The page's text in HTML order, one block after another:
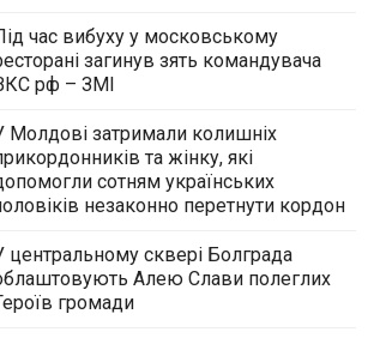
час вибуху у московському
загинув зять командувача
рф – ЗМІ
Молдові затримали колишніх
та жінку, які
сотням українських
незаконно перетнути кордон
центральному сквері Болграда
Алею Слави полеглих
громади